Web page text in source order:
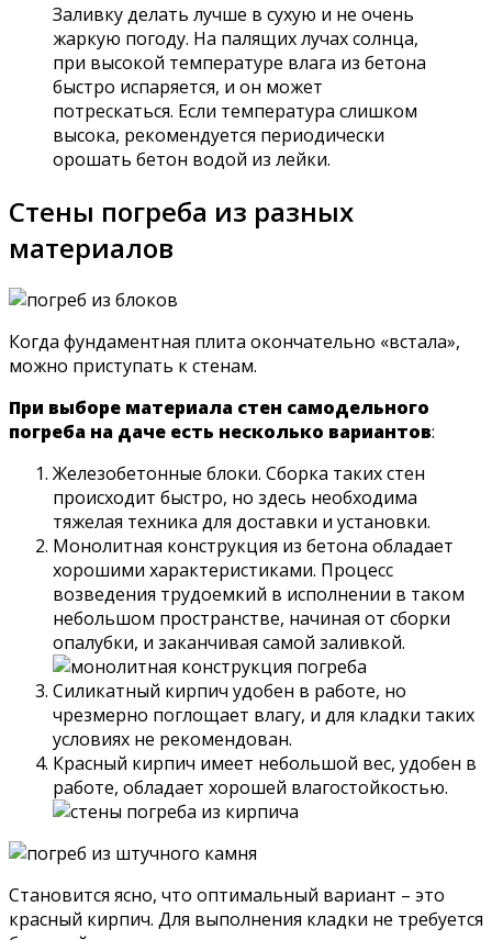
Заливку делать лучше в сухую и не очень
жаркую погоду. На палящих лучах солнца,
при высокой температуре влага из бетона
быстро испаряется, и он может
потрескаться. Если температура слишком
высока, рекомендуется периодически
орошать бетон водой из лейки.
Стены погреба из разных
материалов
Когда фундаментная плита окончательно «встала»,
можно приступать к стенам.
При выборе материала стен самодельного
погреба на даче есть несколько вариантов:
Железобетонные блоки. Сборка таких стен
происходит быстро, но здесь необходима
тяжелая техника для доставки и установки.
Монолитная конструкция из бетона обладает
хорошими характеристиками. Процесс
возведения трудоемкий в исполнении в таком
небольшом пространстве, начиная от сборки
опалубки, и заканчивая самой заливкой.
Силикатный кирпич удобен в работе, но
чрезмерно поглощает влагу, и для кладки таких
условиях не рекомендован.
Красный кирпич имеет небольшой вес, удобен в
работе, обладает хорошей влагостойкостью.
Становится ясно, что оптимальный вариант – это
красный кирпич. Для выполнения кладки не требуется